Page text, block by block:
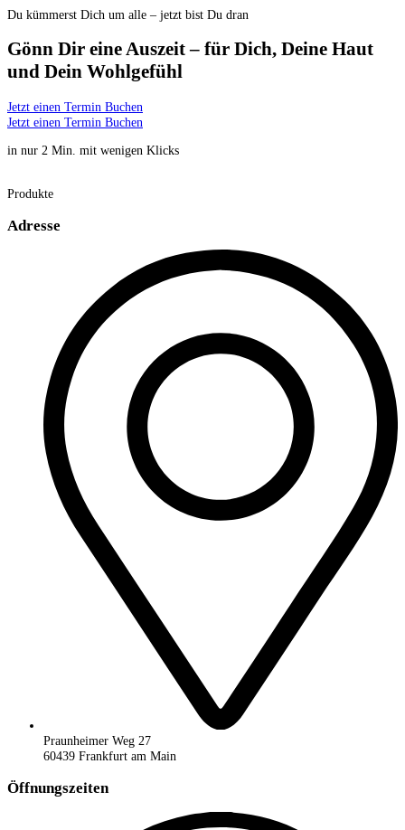
Du kümmerst Dich um alle – jetzt bist Du dran
Gönn Dir eine Auszeit – für Dich, Deine Haut
und Dein Wohlgefühl
Jetzt einen Termin Buchen
Jetzt einen Termin Buchen
in nur 2 Min. mit wenigen Klicks
Produkte
Adresse
Praunheimer Weg 27
60439 Frankfurt am Main
Öffnungszeiten